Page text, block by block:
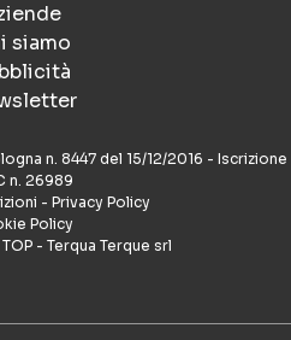
siamo
n. 8447 del 15/12/2016 - Iscrizione
n. 26989
- Privacy Policy
Policy
- Terqua Terque srl